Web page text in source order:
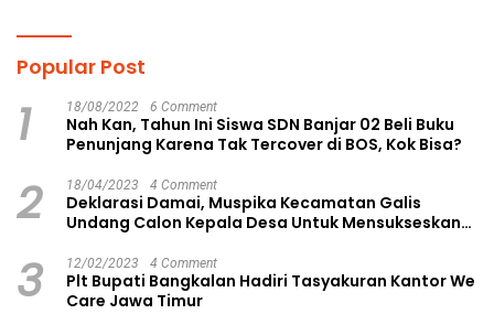
Popular Post
1 18/08/2022 6 Comment
Nah Kan, Tahun Ini Siswa SDN Banjar 02 Beli Buku
Penunjang Karena Tak Tercover di BOS, Kok Bisa?
2 18/04/2023 4 Comment
Deklarasi Damai, Muspika Kecamatan Galis
Undang Calon Kepala Desa Untuk Mensukseskan
3 12/02/2023 4 Comment
Plt Bupati Bangkalan Hadiri Tasyakuran Kantor We
Care Jawa Timur